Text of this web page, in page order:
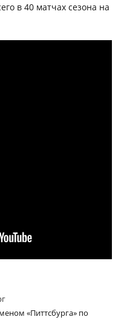
в 40 матчах сезона на
«Питтсбурга» по